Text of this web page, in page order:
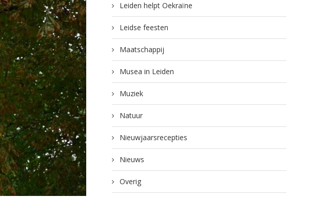
Leiden helpt Oekraïne
Leidse feesten
Maatschappij
Musea in Leiden
Muziek
Natuur
Nieuwjaarsrecepties
Nieuws
Overig